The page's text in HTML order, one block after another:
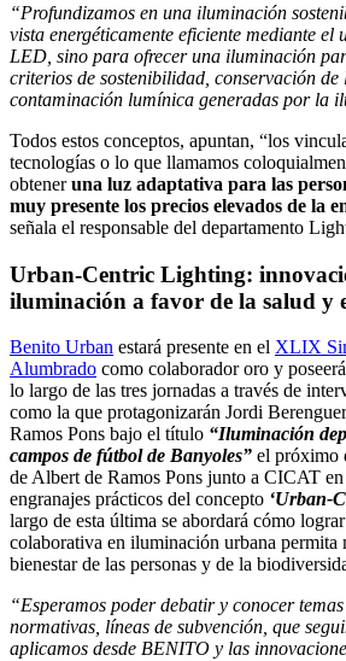
“Profundizamos en una iluminación
vista energéticamente eficiente mediante el
LED, sino para ofrecer una iluminación
criterios de sostenibilidad, conservación
contaminación lumínica generadas por la
Todos estos conceptos, apuntan, “los
tecnologías o lo que llamamos
obteneruna luz adaptativa para las
muy presente los precios elevados de la
señala el responsable del departamento
Urban-Centric Lighting:
iluminación a favor de la salud y
Benito Urban estará presente en el XLIX
Alumbrado como colaborador oro y
lo largo de las tres jornadas a través de
como la que protagonizarán Jordi
Ramos Pons bajo el título “Iluminación
campos de fútbol de Banyoles” el próximo
de Albert de Ramos Pons junto a CICAT
engranajes prácticos del concepto ‘Urban-
largo de esta última se abordará cómo
colaborativa en iluminación urbana permita
bienestar de las personas y de la
“Esperamos poder debatir y conocer
normativas, líneas de subvención, que
aplicamos desde BENITO y las